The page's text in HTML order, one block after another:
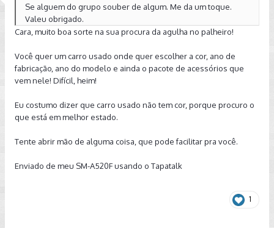
Se alguem do grupo souber de algum. Me da um toque.
Valeu obrigado.
Cara, muito boa sorte na sua procura da agulha no palheiro!
Você quer um carro usado onde quer escolher a cor, ano de
fabricação, ano do modelo e ainda o pacote de acessórios que
vem nele! Difícil, heim!
Eu costumo dizer que carro usado não tem cor, porque procuro o
que está em melhor estado.
Tente abrir mão de alguma coisa, que pode facilitar pra você.
Enviado de meu SM-A520F usando o Tapatalk
1